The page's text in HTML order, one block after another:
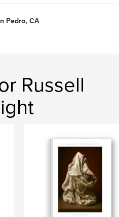
Pedro, CA
Russell